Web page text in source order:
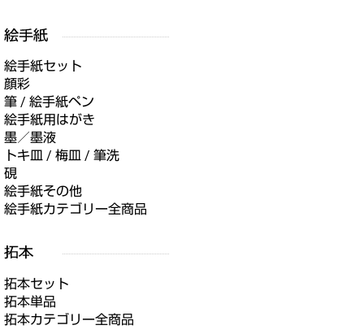
絵手紙セット
顔彩
筆 / 絵手紙ペン
絵手紙用はがき
墨／墨液
トキ皿 / 梅皿 / 筆洗
硯
絵手紙その他
絵手紙カテゴリー全商品
拓本セット
拓本単品
拓本カテゴリー全商品